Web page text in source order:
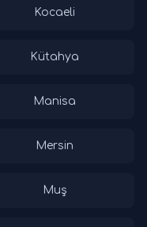
Kocaeli
Kütahya
Manisa
Mersin
Muş